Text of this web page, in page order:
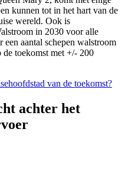
kunnen tot in het hart van de
wereld. Ook is
in 2030 voor alle
een aantal schepen walstroom
toekomst met +/- 200
van de toekomst?
achter het